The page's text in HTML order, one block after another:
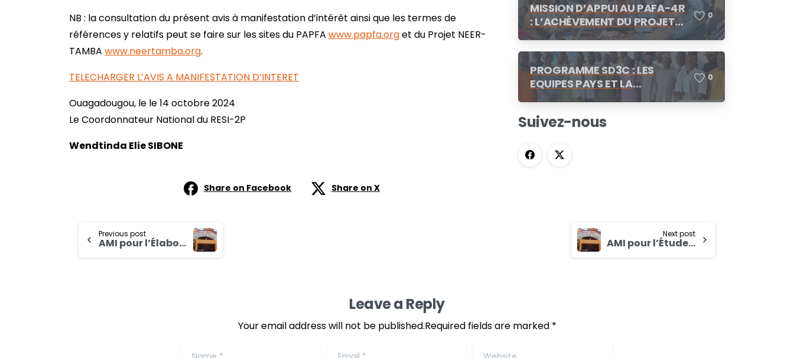
NB : la consultation du présent avis à manifestation d’intérêt ainsi que les termes de
références y relatifs peut se faire sur les sites du PAPFA www.papfa.orget du Projet NEER-
TAMBA www.neertamba.org.
TELECHARGER L’AVIS A MANIFESTATION D’INTERET
Ouagadougou, le le 14 octobre 2024
Le Coordonnateur National du RESI-2P
Wendtinda Elie SIBONE
Share on Facebook Share on X
MISSION D’APPUI AU PAFA-4R
: L’ACHÈVEMENT DU PROJET
AU CENTRE DES
CONCERTATIONS
0
PROGRAMME SD3C : LES
EQUIPES PAYS ET LA
COORDINATION REGIONALE SE
0
Suivez-nous
Previous post
AMI pour l’Élaboration de la stratégie de ciblage du Programme pour le Renforcement de la Résilience des Petits Producteurs (RESI-2P)
Next post
AMI pour l’Étude (étude de marché, de compétitivité et d’opportunités) des chaînes de valeur des tubercules dans les régions du Nord et du Centre-Ouest au profit du Programme pour le Renforcement de la Résilience des Petits Producteurs (RESI-2P)
Leave a Reply
Your email address will not be published.Required fields are marked *
Name* Email* Website